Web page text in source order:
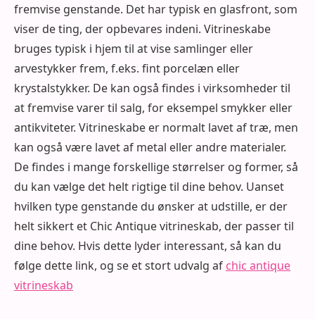
fremvise genstande. Det har typisk en glasfront, som
viser de ting, der opbevares indeni. Vitrineskabe
bruges typisk i hjem til at vise samlinger eller
arvestykker frem, f.eks. fint porcelæn eller
krystalstykker. De kan også findes i virksomheder til
at fremvise varer til salg, for eksempel smykker eller
antikviteter. Vitrineskabe er normalt lavet af træ, men
kan også være lavet af metal eller andre materialer.
De findes i mange forskellige størrelser og former, så
du kan vælge det helt rigtige til dine behov. Uanset
hvilken type genstande du ønsker at udstille, er der
helt sikkert et Chic Antique vitrineskab, der passer til
dine behov. Hvis dette lyder interessant, så kan du
følge dette link, og se et stort udvalg af chic antique
vitrineskab